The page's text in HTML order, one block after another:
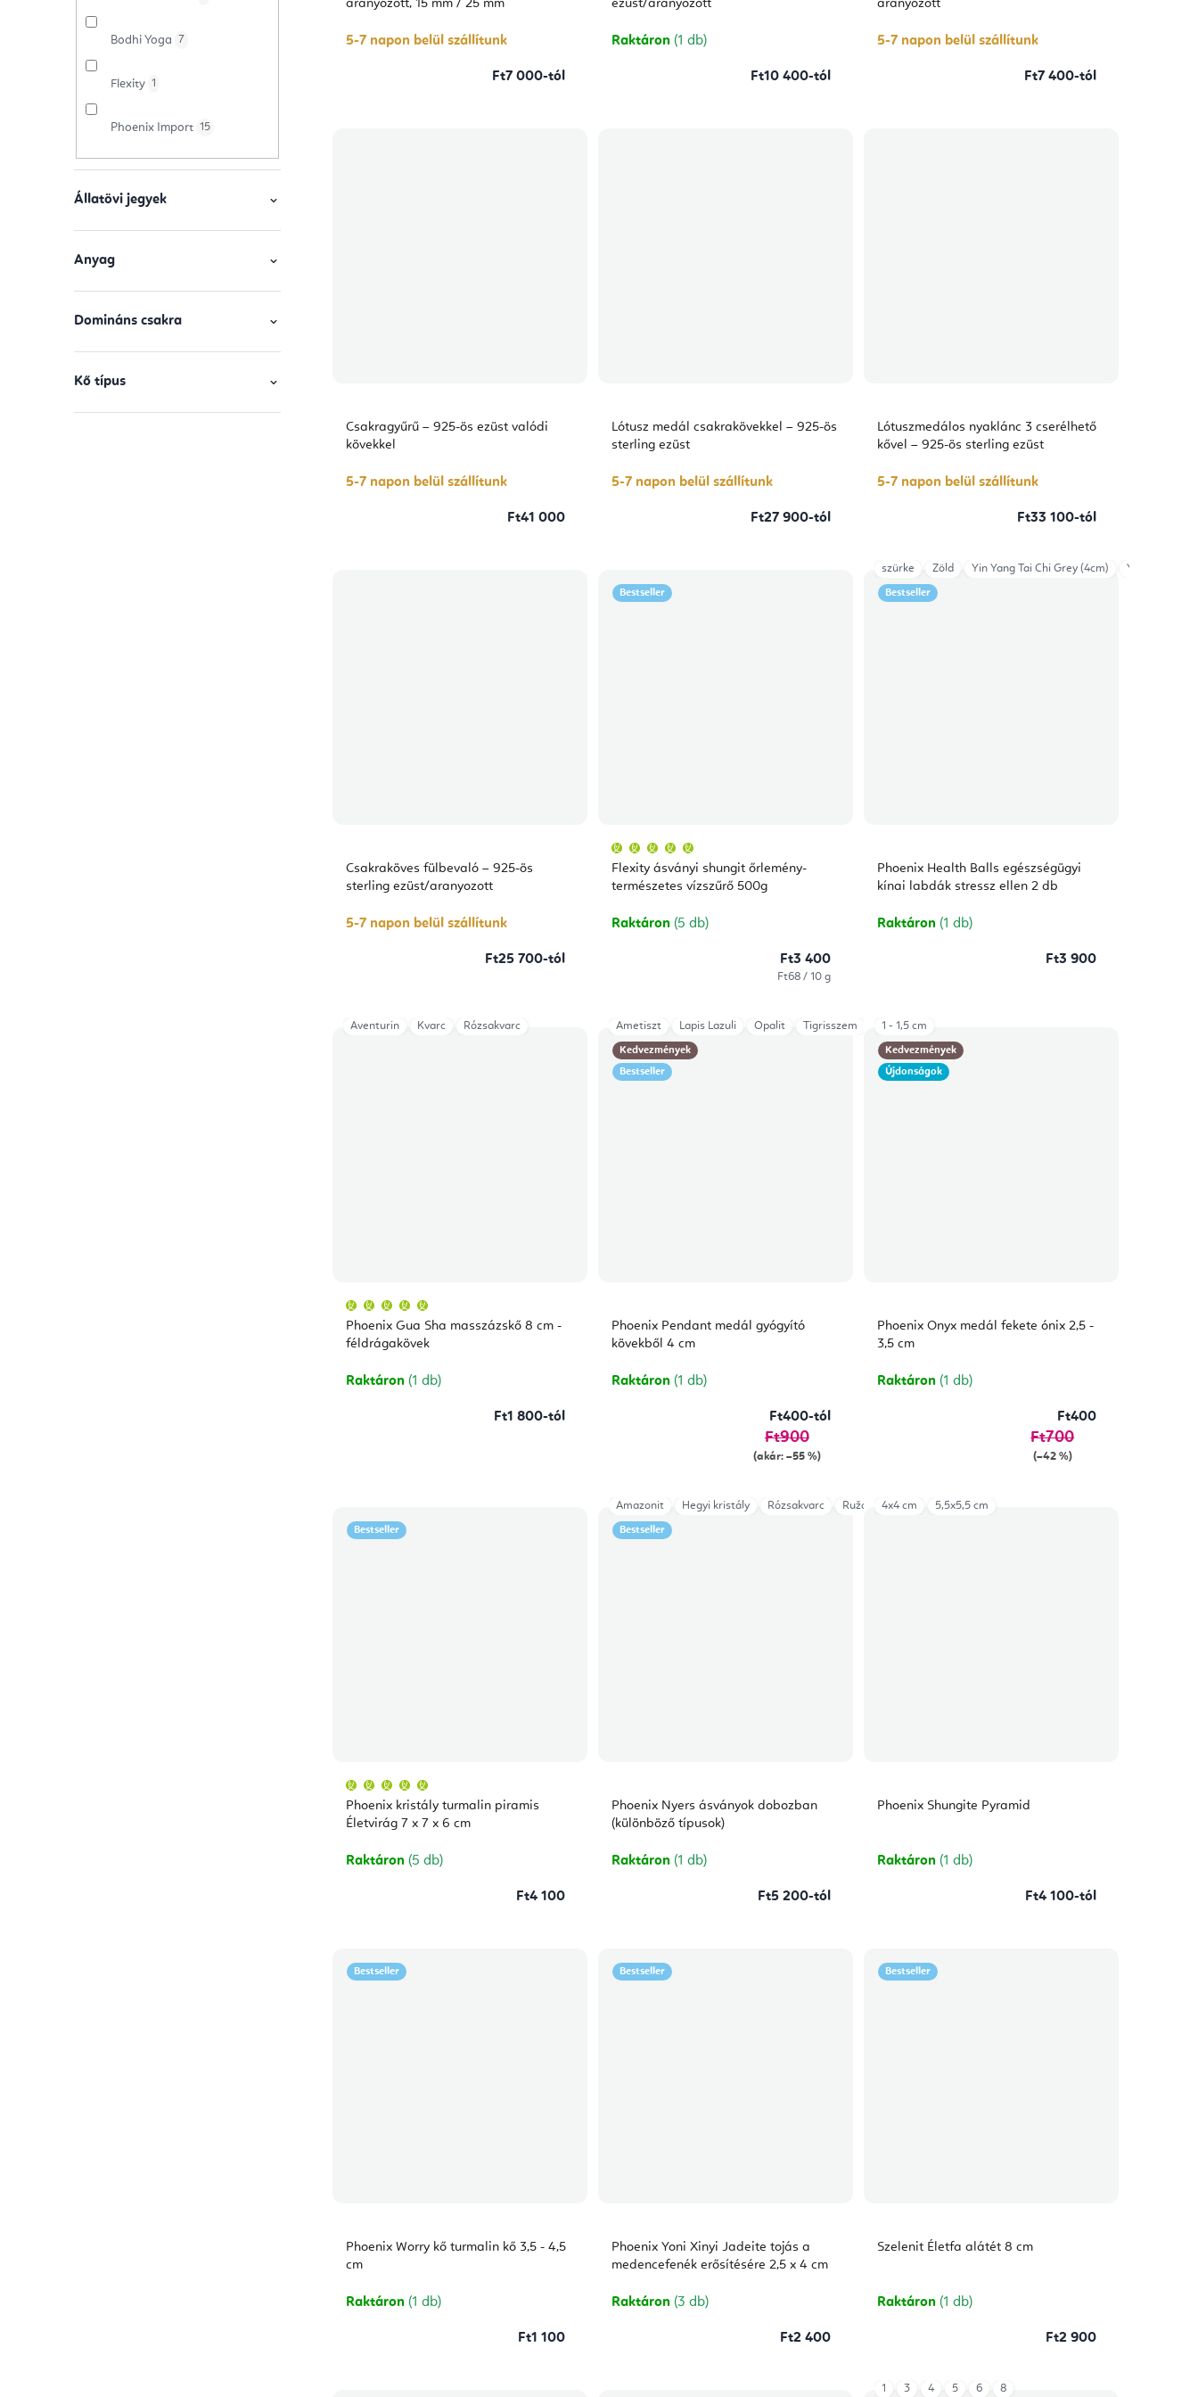
Bodhi Yoga 7
Flexity 1
Phoenix Import 15
Állatövi jegyek
Anyag
Domináns csakra
Kő típus
aranyozott, 15 mm / 25 mm
5-7 napon belül szállítunk
Ft7 000-tól
ezüst/aranyozott
Raktáron (1 db)
Ft10 400-tól
aranyozott
5-7 napon belül szállítunk
Ft7 400-tól
Csakragyűrű – 925-ös ezüst valódi
kövekkel
5-7 napon belül szállítunk
Ft41 000
Lótusz medál csakrakövekkel – 925-ös
sterling ezüst
5-7 napon belül szállítunk
Ft27 900-tól
Lótuszmedálos nyaklánc 3 cserélhető
kővel – 925-ös sterling ezüst
5-7 napon belül szállítunk
Ft33 100-tól
Csakraköves fülbevaló – 925-ös
sterling ezüst/aranyozott
5-7 napon belül szállítunk
Ft25 700-tól
Bestseller
Flexity ásványi shungit őrlemény-
természetes vízszűrő 500g
átlagos
értékelése
5-
csillag.
Raktáron (5 db)
Ft3 400
Egységár:
Ft68 / 10 g
Bestseller
Phoenix Health Balls egészségügyi
kínai labdák stressz ellen 2 db
Raktáron (1 db)
Ft3 900
szürke Zöld Yin Yang Tai Chi Grey (4cm) Yin Yang
Phoenix Gua Sha masszázskő 8 cm -
féldrágakövek
átlagos
értékelése
csillag.
Raktáron (1 db)
Ft1 800-tól
Aventurin Kvarc Rózsakvarc
Kedvezmények
Bestseller
Phoenix Pendant medál gyógyító
kövekből 4 cm
Raktáron (1 db)
Ft400-tól
Ft900
(akár: –55 %)
Ametiszt Lapis Lazuli Opalit Tigrisszem
Kedvezmények
Újdonságok
Phoenix Onyx medál fekete ónix 2,5 -
3,5 cm
Raktáron (1 db)
Ft400
Ft700
(–42 %)
1 - 1,5 cm
Bestseller
Phoenix kristály turmalin piramis
Életvirág 7 x 7 x 6 cm
átlagos
értékelése
5-
csillag.
Raktáron (5 db)
Ft4 100
Bestseller
Phoenix Nyers ásványok dobozban
(különböző típusok)
Raktáron (1 db)
Ft5 200-tól
Amazonit Hegyi kristály Rózsakvarc Ružový turmalín Zmes drahokamov
Phoenix Shungite Pyramid
Raktáron (1 db)
Ft4 100-tól
4x4 cm 5,5x5,5 cm
Bestseller
Phoenix Worry kő turmalin kő 3,5 - 4,5
cm
Raktáron (1 db)
Ft1 100
Bestseller
Phoenix Yoni Xinyi Jadeite tojás a
medencefenék erősítésére 2,5 x 4 cm
Raktáron (3 db)
Ft2 400
Bestseller
Szelenit Életfa alátét 8 cm
Raktáron (1 db)
Ft2 900
1 3 4 5 6 8